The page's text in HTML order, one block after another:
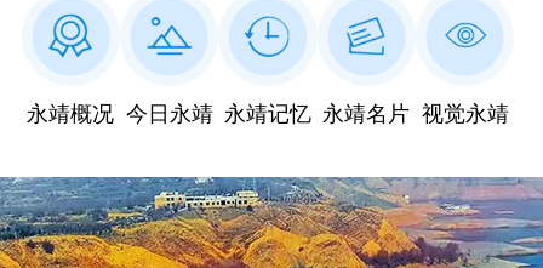
永靖概况 今日永靖 永靖记忆 永靖名片 视觉永靖